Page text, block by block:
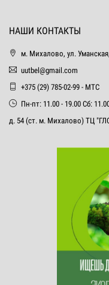
НАШИ КОНТАКТЫ
м. Михалово, ул.
uutbel@gmail.com
+375 (29) 785-02-99 - МТС
Пн-пт: 11.00 - 19.00 Сб:
д. 54 (ст. м. Михалово) ТЦ